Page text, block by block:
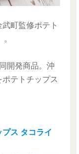
町監修ポテト
開発商品。沖
テトチップス
プス タコライ